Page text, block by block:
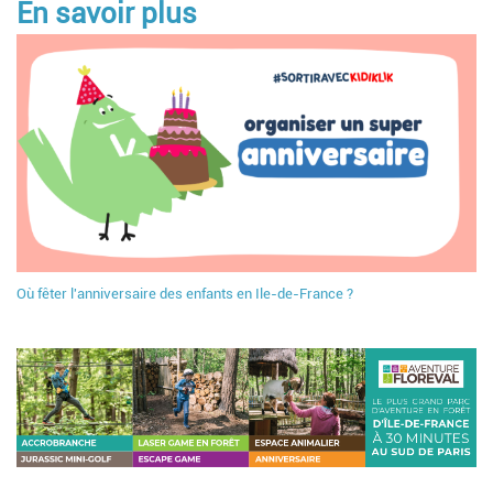
En savoir plus
Où fêter l'anniversaire des enfants en Ile-de-France ?